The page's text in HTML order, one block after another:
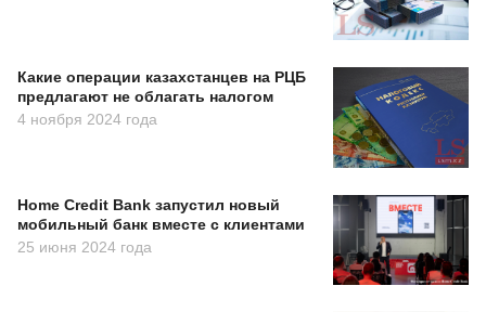
Какие операции казахстанцев на РЦБ
предлагают не облагать налогом
4 ноября 2024 года
Home Credit Bank запустил новый
мобильный банк вместе с клиентами
25 июня 2024 года